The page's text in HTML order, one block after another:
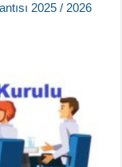
2025 / 2026